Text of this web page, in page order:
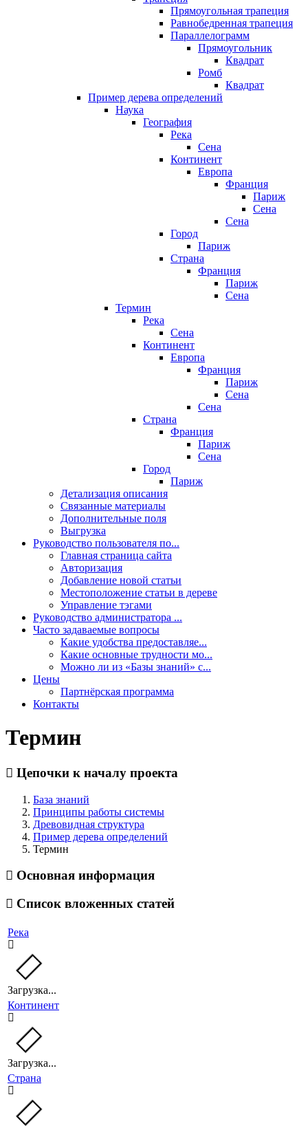
Прямоугольная трапеция
Равнобедренная трапеция
Параллелограмм
Прямоугольник
Квадрат
Ромб
Квадрат
Пример дерева определений
Наука
География
Река
Сена
Континент
Европа
Франция
Париж
Сена
Сена
Город
Париж
Страна
Франция
Париж
Сена
Термин
Река
Сена
Континент
Европа
Франция
Париж
Сена
Сена
Страна
Франция
Париж
Сена
Город
Париж
Детализация описания
Связанные материалы
Дополнительные поля
Выгрузка
Руководство пользователя по...
Главная страница сайта
Авторизация
Добавление новой статьи
Местоположение статьи в дереве
Управление тэгами
Руководство администратора ...
Часто задаваемые вопросы
Какие удобства предоставляе...
Какие основные трудности мо...
Можно ли из «Базы знаний» с...
Цены
Партнёрская программа
Контакты
Термин
Цепочки к началу проекта
База знаний
Принципы работы системы
Древовидная структура
Пример дерева определений
Термин
Основная информация
Список вложенных статей
Река
Загрузка...
Континент
Загрузка...
Страна